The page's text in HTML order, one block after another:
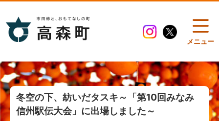
メニュー
冬空の下、紡いだタスキ～「第10回みなみ
信州駅伝大会」に出場しました～